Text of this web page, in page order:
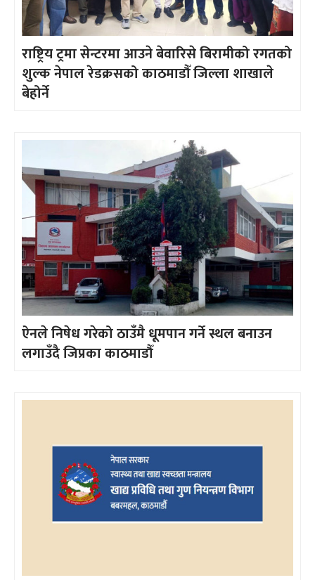
राष्ट्रिय ट्रमा सेन्टरमा आउने बेवारिसे बिरामीको रगतको
शुल्क नेपाल रेडक्रसको काठमाडौँ जिल्ला शाखाले
बेहोर्ने
ऐनले निषेध गरेको ठाउँमै धूमपान गर्ने स्थल बनाउन
लगाउँदै जिप्रका काठमाडौँ